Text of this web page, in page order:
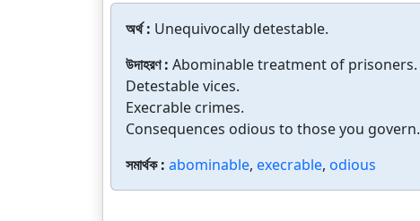
অর্থ : Unequivocally detestable.
উদাহরণ : Abominable treatment of prisoners.
Detestable vices.
Execrable crimes.
Consequences odious to those you govern.
সমার্থক : abominable, execrable, odious